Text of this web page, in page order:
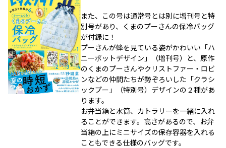
また、この号は通常号とは別に増刊号と特
別号があり、くまのプーさんの保冷バッグ
が付録に！
プーさんが蜂を見ている姿がかわいい「ハ
ニーポットデザイン」（増刊号）と、原作
のくまのプーさんやクリストファー・ロビ
ンなどの仲間たちが勢ぞろいした「クラシ
ックプー」（特別号）デザインの２種があ
ります。
お弁当箱と水筒、カトラリーを一緒に入れ
ることができます。高さがあるので、お弁
当箱の上にミニサイズの保存容器を入れる
こともできる仕様のバッグです。